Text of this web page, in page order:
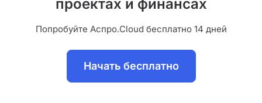
проектах и финансах
Попробуйте Аспро.Cloud бесплатно 14 дней
Начать бесплатно